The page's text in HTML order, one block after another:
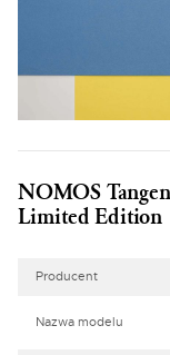
NOMOS
Limited Edition
Producent
Nazwa modelu